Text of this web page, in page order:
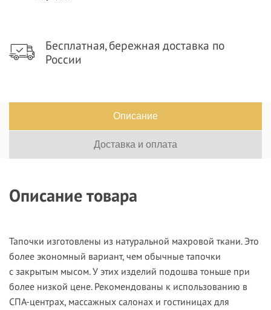
Бесплатная, бережная доставка по
России
Описание
Доставка и оплата
Описание товара
Тапочки изготовлены из натуральной махровой ткани. Это
более экономный вариант, чем обычные тапочки
с закрытым мысом. У этих изделий подошва тоньше при
более низкой цене. Рекомендованы к использованию в
СПА-центрах, массажных салонах и гостиницах для